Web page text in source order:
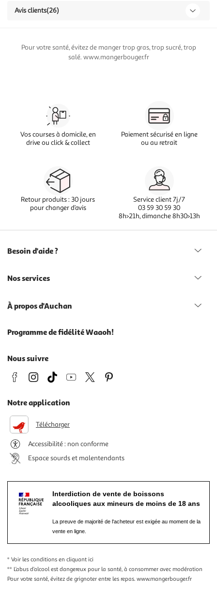
Avis clients(26)
Pour votre santé, évitez de manger trop gras, trop sucré, trop
salé. www.mangerbouger.fr
Vos courses à domicile, en
drive ou click & collect
Paiement sécurisé en ligne
ou au retrait
Retour produits : 30 jours
pour changer d’avis
Service client 7j/7
03 59 30 59 30
8h>21h, dimanche 8h30>13h
Besoin d'aide ?
Nos services
À propos d'Auchan
Programme de fidélité Waaoh!
Nous suivre
Notre application
Télécharger
Accessibilité : non conforme
Espace sourds et malentendants
Interdiction de vente de boissons
alcooliques aux mineurs de moins de 18 ans
La preuve de majorité de l'acheteur est exigée au moment de la
vente en ligne.
* Voir les conditions en cliquant ici
** L’abus d’alcool est dangereux pour la santé, à consommer avec modération
Pour votre santé, évitez de grignoter entre les repas. www.mangerbouger.fr